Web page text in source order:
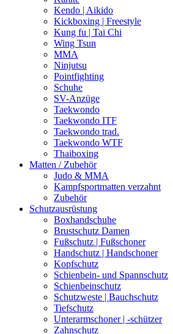
Kendo | Aikido
Kickboxing | Freestyle
Kung fu | Tai Chi
Wing Tsun
MMA
Ninjutsu
Pointfighting
Schuhe
SV-Anzüge
Taekwondo
Taekwondo ITF
Taekwondo trad.
Taekwondo WTF
Thaiboxing
Matten / Zubehör
Judo & MMA
Kampfsportmatten verzahnt
Zubehör
Schutzausrüstung
Boxhandschuhe
Brustschutz Damen
Fußschutz | Fußschoner
Handschutz | Handschoner
Kopfschutz
Schienbein- und Spannschutz
Schienbeinschutz
Schutzweste | Bauchschutz
Tiefschutz
Unterarmschoner | -schützer
Zahnschutz